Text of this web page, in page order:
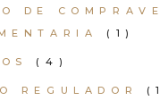
DE
(1)
(4)
REGULADOR